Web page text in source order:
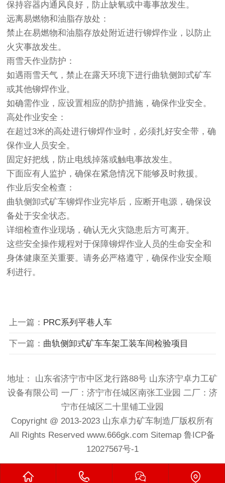
保持容器内通风良好，防止缺氧或中毒事故发生。
远离易燃物和油脂存放处：
禁止在易燃物和油脂存放处附近进行铆焊作业，以防止
火灾事故发生。
雨雪天作业防护：
如遇雨雪天气，禁止在露天环境下进行曲轨侧卸式矿车
或其他铆焊作业。
如确需作业，应设置相应的防护措施，确保作业安全。
高处作业安全：
在超过3米的高处进行铆焊作业时，必须扎好安全带，确
保作业人员安全。
固定好把线，防止电线掉落或触电事故发生。
下面应有人监护，确保在紧急情况下能够及时救援。
作业后安全检查：
曲轨侧卸式矿车铆焊作业完毕后，应断开电源，确保设
备处于安全状态。
详细检查作业现场，确认无火灾隐患后方可离开。
这些安全操作规程对于保障铆焊作业人员的生命安全和
身体健康至关重要。请务必严格遵守，确保作业安全顺
利进行。
上一篇： PRC系列平巷人车
下一篇： 曲轨侧卸式矿车车架工装车间检验项目
地址： 山东省济宁市中区龙行路88号 山东济宁卓力工矿
设备有限公司 一厂：济宁市任城区南张工业园 二厂：济
宁市任城区二十里铺工业园
Copyright @ 2013-2023 山东卓力矿车制造厂版权所有
All Rights Reservedwww.666gk.com Sitemap 鲁ICP备
12027567号-1